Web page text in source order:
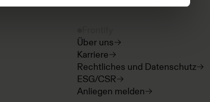
Über uns
Karriere
Rechtliches und Datenschutz
ESG/CSR
Anliegen melden